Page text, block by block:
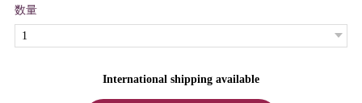
数量
International shipping available